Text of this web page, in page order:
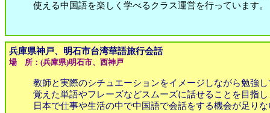
使える中国語を楽しく学べるクラス運営を行っています。
兵庫県神戸、明石市台湾華語旅行会話
場 所：(兵庫県)明石市、西神戸
教師と実際のシチュエーションをイメージしながら勉強
覚えた単語やフレーズなどスムーズに話せることを目指
日本で仕事や生活の中で中国語で会話をする機会が足り